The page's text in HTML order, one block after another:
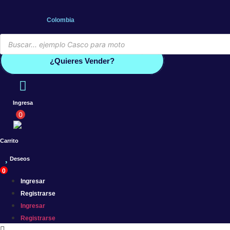
Colombia
Búsqueda
de
productos
¿Quieres Vender?
Ingresa
0
Carrito
Deseos
0
Ingresar
Registrarse
Ingresar
Registrarse